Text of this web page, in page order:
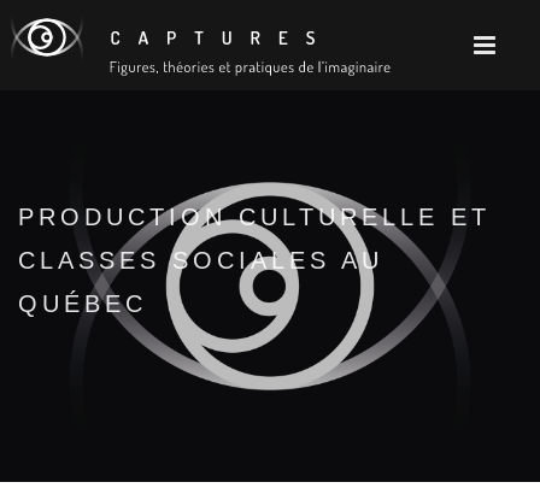
PRODUCTION CULTURELLE ET
CLASSES SOCIALES AU
QUÉBEC